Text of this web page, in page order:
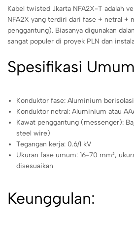
Kabel twisted Jkarta NFA2X-T adalah
NFA2X yang terdiri dari fase + netral +
penggantung). Biasanya digunakan
sangat populer di proyek PLN dan
Spesifikasi
Konduktor fase: Aluminium
Konduktor netral: Aluminium atau
Kawat penggantung (messenger):
steel wire)
Tegangan kerja: 0.6/1 kV
Ukuran fase umum: 16-70 mm²,
disesuaikan
Keunggulan: